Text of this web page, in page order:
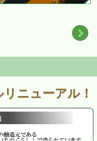
ニューアル！